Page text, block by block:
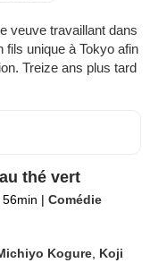
veuve travaillant dans
fils unique à Tokyo afin
Treize ans plus tard
thé vert
56min | Comédie
Kogure Koji